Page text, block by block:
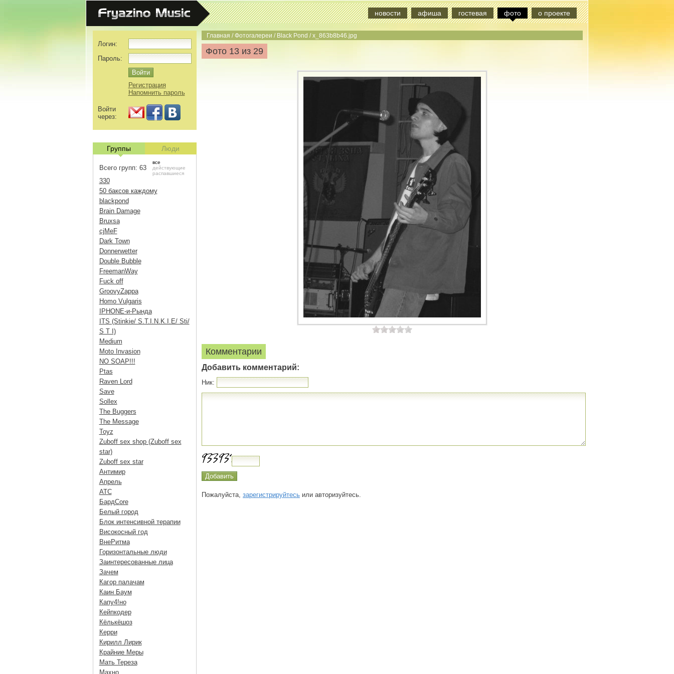
новости афиша гостевая фото о проекте
Главная /Фотогалереи / Black Pond /x_863b8b46.jpg
Фото 13 из 29
Комментарии
Добавить комментарий:
Ник:
Пожалуйста, зарегистрируйтесь или авторизуйтесь.
Логин:
Пароль:
Регистрация
Напомнить пароль
Войти
через:
Группы Люди
Всего групп: 63
все
действующие
распавшиеся
330
50 баксов каждому
blackpond
Brain Damage
Bruxsa
cjMeF
Dark Town
Donnerwetter
Double Bubble
FreemanWay
Fuck off
GroovyZappa
Homo Vulgaris
IPHONE-и-Рында
ITS (Stinkie/ S.T.I.N.K.I.E/ Sti/
S T I)
Medium
Moto Invasion
NO SOAP!!!
Ptas
Raven Lord
Save
Sollex
The Buggers
The Message
Toyz
Zuboff sex shop (Zuboff sex
star)
Zuboff sex star
Антимир
Апрель
АТС
БардCore
Белый город
Блок интенсивной терапии
Високосный год
ВнеРитма
Горизонтальные люди
Заинтересованные лица
Зачем
Кагор палачам
Каин Баум
Капу4!но
Кейпкодер
Кёлькёшоз
Керри
Кирилл Лирик
Крайние Меры
Мать Тереза
Махно